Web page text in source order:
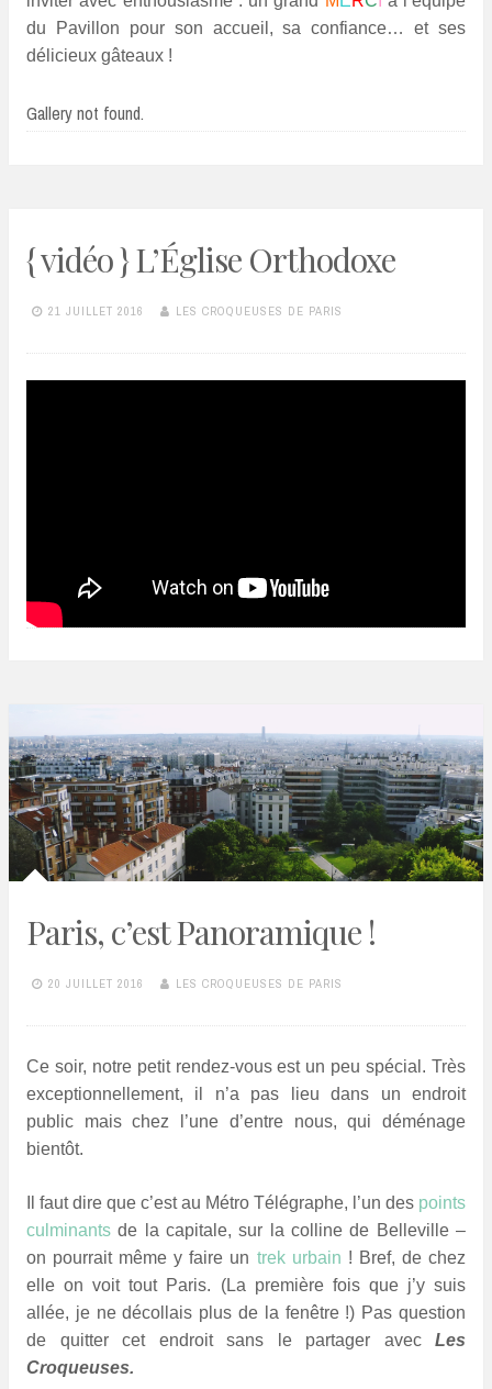
du Pavillon pour son accueil, sa confiance… et ses
délicieux gâteaux !
Gallery not found.
{ vidéo } L’Église Orthodoxe
21 JUILLET 2016 LES CROQUEUSES DE PARIS
Paris, c’est Panoramique !
20 JUILLET 2016 LES CROQUEUSES DE PARIS
Ce soir, notre petit rendez-vous est un peu spécial. Très
exceptionnellement, il n’a pas lieu dans un endroit
public mais chez l’une d’entre nous, qui déménage
bientôt.
Il faut dire que c’est au Métro Télégraphe, l’un des points
culminants de la capitale, sur la colline de Belleville –
on pourrait même y faire un trek urbain ! Bref, de chez
elle on voit tout Paris. (La première fois que j’y suis
allée, je ne décollais plus de la fenêtre !) Pas question
de quitter cet endroit sans le partager avec Les
Croqueuses.